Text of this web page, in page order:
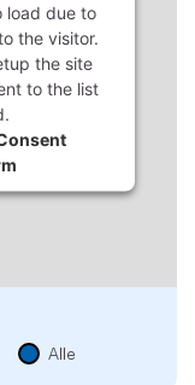
load due to
the visitor.
the site
to the list
Alle